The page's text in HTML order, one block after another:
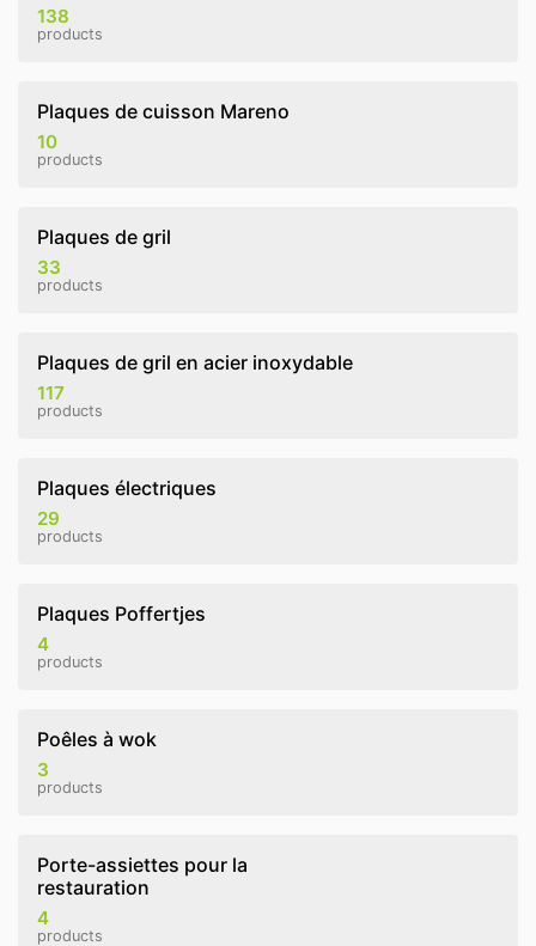
138
products
Plaques de cuisson Mareno
10
products
Plaques de gril
33
products
Plaques de gril en acier inoxydable
117
products
Plaques électriques
29
products
Plaques Poffertjes
4
products
Poêles à wok
3
products
Porte-assiettes pour la
restauration
4
products